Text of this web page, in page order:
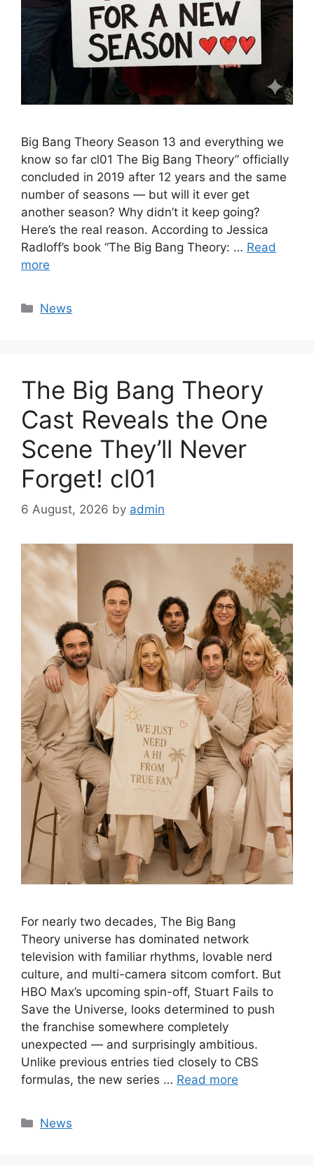
Big Bang Theory Season 13 and everything we
know so far cl01 The Big Bang Theory” officially
concluded in 2019 after 12 years and the same
number of seasons — but will it ever get
another season? Why didn’t it keep going?
Here’s the real reason. According to Jessica
Radloff’s book “The Big Bang Theory: … Read
more
Categories
News
The Big Bang Theory
Cast Reveals the One
Scene They’ll Never
Forget! cl01
6 August, 2026 by admin
For nearly two decades, The Big Bang
Theory universe has dominated network
television with familiar rhythms, lovable nerd
culture, and multi-camera sitcom comfort. But
HBO Max’s upcoming spin-off, Stuart Fails to
Save the Universe, looks determined to push
the franchise somewhere completely
unexpected — and surprisingly ambitious.
Unlike previous entries tied closely to CBS
formulas, the new series … Read more
Categories
News